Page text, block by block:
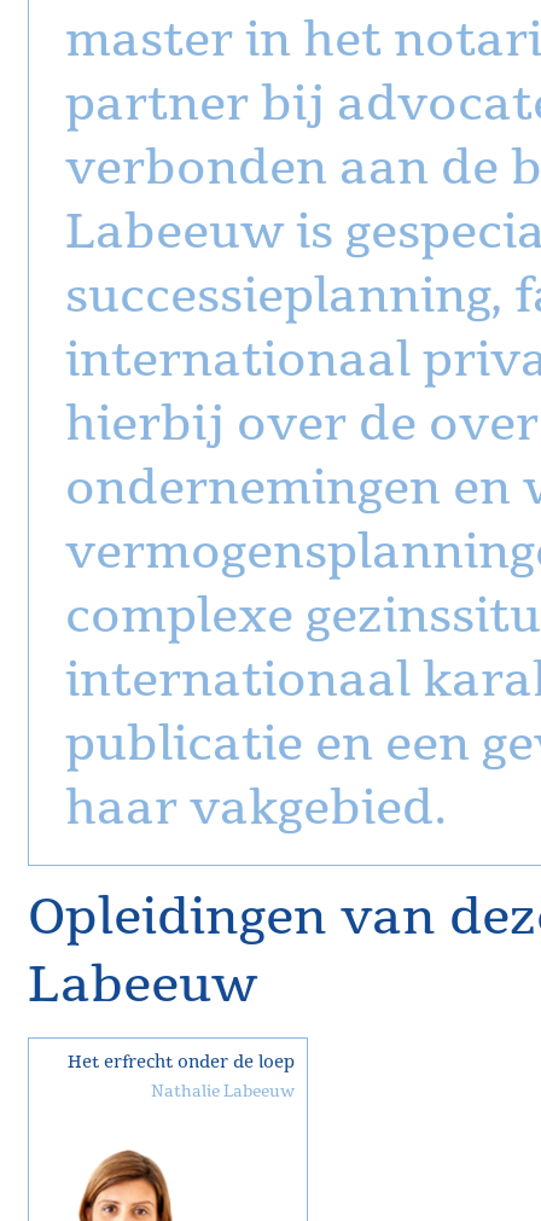
master in het
partner bij
verbonden aan de
Labeeuw is
successieplanning,
internationaal
hierbij over de
ondernemingen en
complexe
internationaal
publicatie en een
haar vakgebied.
Opleidingen van
Labeeuw
Het erfrecht onder de loep
Nathalie Labeeuw